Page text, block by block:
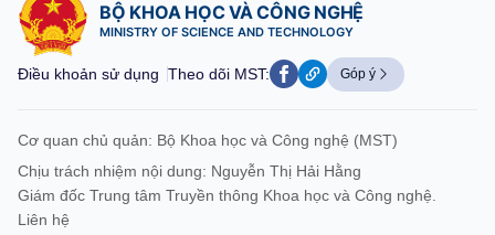
BỘ KHOA HỌC VÀ CÔNG NGHỆ
MINISTRY OF SCIENCE AND TECHNOLOGY
Điều khoản sử dụng Theo dõi MST: Góp ý
Cơ quan chủ quản: Bộ Khoa học và Công nghệ (MST)
Chịu trách nhiệm nội dung: Nguyễn Thị Hải Hằng
Giám đốc Trung tâm Truyền thông Khoa học và Công nghệ.
Liên hệ